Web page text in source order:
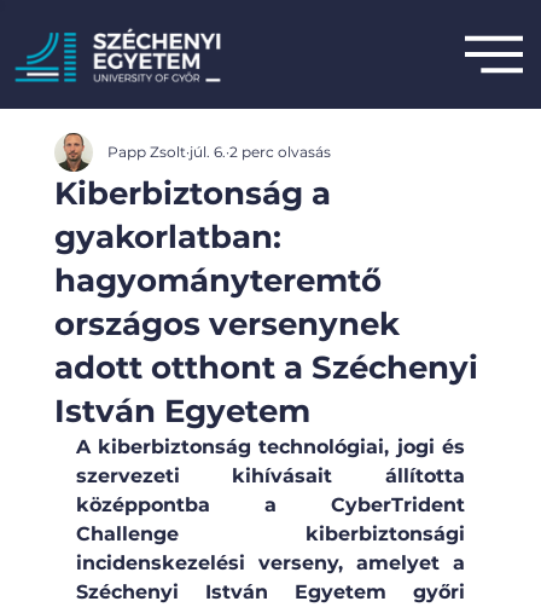
Kiberbiztonság a
gyakorlatban:
hagyományteremtő
országos versenynek
adott otthont a Széchenyi
István Egyetem
Papp Zsolt júl. 6. 2 perc olvasás
A kiberbiztonság technológiai, jogi és
szervezeti kihívásait állította
középpontba a CyberTrident
Challenge kiberbiztonsági
incidenskezelési verseny, amelyet a
Széchenyi István Egyetem győri